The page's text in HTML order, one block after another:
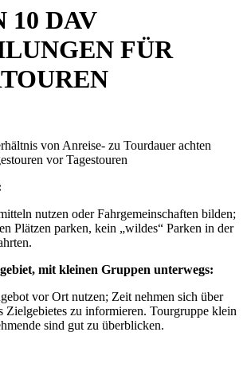
10 DAV
FÜR
von Anreise- zu Tourdauer achten
vor Tagestouren
nutzen oder Fahrgemeinschaften bilden;
Plätzen parken, kein „wildes“ Parken in der
mit kleinen Gruppen unterwegs:
vor Ort nutzen; Zeit nehmen sich über
Zielgebietes zu informieren. Tourgruppe klein
sind gut zu überblicken.